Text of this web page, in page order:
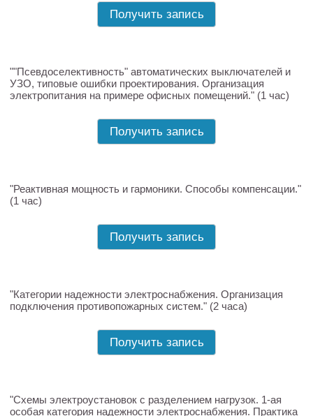
Получить запись
""Псевдоселективность" автоматических выключателей и
УЗО, типовые ошибки проектирования. Организация
электропитания на примере офисных помещений." (1 час)
Получить запись
"Реактивная мощность и гармоники. Способы компенсации."
(1 час)
Получить запись
"Категории надежности электроснабжения. Организация
подключения противопожарных систем." (2 часа)
Получить запись
"Схемы электроустановок с разделением нагрузок. 1-ая
особая категория надежности электроснабжения. Практика